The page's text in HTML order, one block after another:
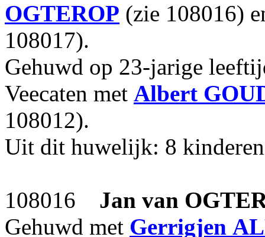
OGTEROP (zie 108016)
108017).
Gehuwd op 23-jarige
Veecaten met Albert
108012).
Uit dit huwelijk: 8
108016 Jan van
Gehuwd met Gerrigjen